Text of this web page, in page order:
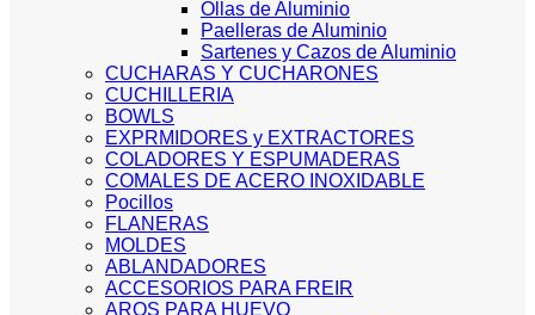
Ollas de Aluminio
Paelleras de Aluminio
Sartenes y Cazos de Aluminio
CUCHARAS Y CUCHARONES
CUCHILLERIA
BOWLS
EXPRMIDORES y EXTRACTORES
COLADORES Y ESPUMADERAS
COMALES DE ACERO INOXIDABLE
Pocillos
FLANERAS
MOLDES
ABLANDADORES
ACCESORIOS PARA FREIR
AROS PARA HUEVO